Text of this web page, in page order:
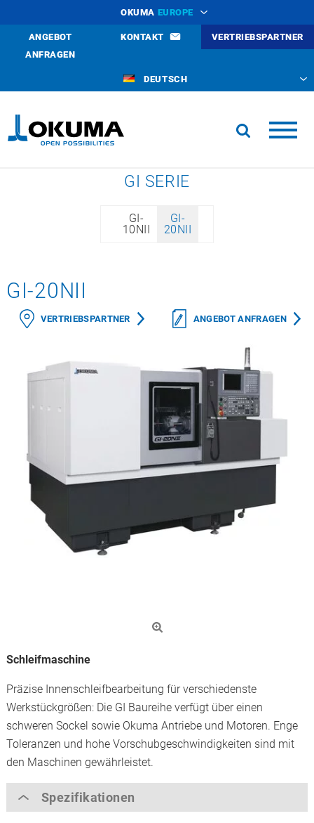
OKUMA EUROPE
ANGEBOT
ANFRAGEN
KONTAKT VERTRIEBSPARTNER
DEUTSCH
GI SERIE
GI-
10NII
GI-
20NII
GI-20NII
VERTRIEBSPARTNER ANGEBOT ANFRAGEN
Schleifmaschine
Präzise Innenschleifbearbeitung für verschiedenste
Werkstückgrößen: Die GI Baureihe verfügt über einen
schweren Sockel sowie Okuma Antriebe und Motoren. Enge
Toleranzen und hohe Vorschubgeschwindigkeiten sind mit
den Maschinen gewährleistet.
Spezifikationen